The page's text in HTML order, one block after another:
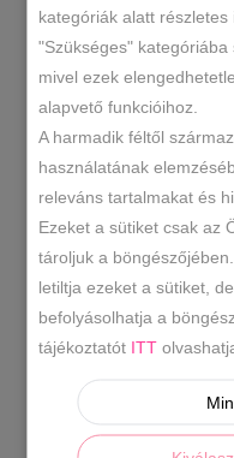
SKU
KATEGÓRIÁK
CÍMKÉK
Elegáns és
kategóriák alatt
"Szükséges" kategóriába
mivel ezek
alapvető funkcióihoz.
A harmadik féltől
használatának
releváns tartalmakat és
Ezeket a sütiket csak az
tároljuk a
letiltja ezeket a sütiket,
befolyásolhatja a
tájékoztatót ITT